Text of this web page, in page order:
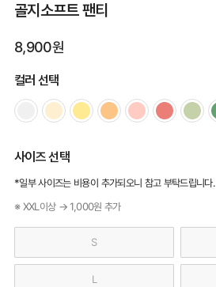
골지소프트 팬티
8,900원
컬러 선택
사이즈 선택
*일부 사이즈는 비용이 추가되오니 참고 부탁드립니다.
※ XXL이상 → 1,000원 추가
S
L